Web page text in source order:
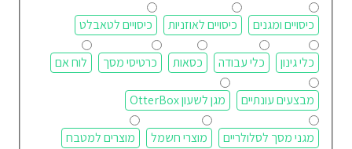
כיסויים ומגנים כיסויים לאוזניות כיסויים לטאבלט
כלי גינון כלי עבודה כסאות כרטיסי מסך לוח אם
מבצעים עונתיים מגן לשעון OtterBox
מגני מסך לסלולריים מוצרי חשמל מוצרים למטבח